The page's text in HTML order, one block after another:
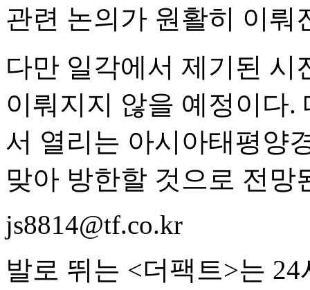
관련 논의가 원활히 이뤄
다만 일각에서 제기된 시
이뤄지지 않을 예정이다.
서 열리는 아시아태평양
맞아 방한할 것으로 전망
js8814@tf.co.kr
발로 뛰는 <더팩트>는